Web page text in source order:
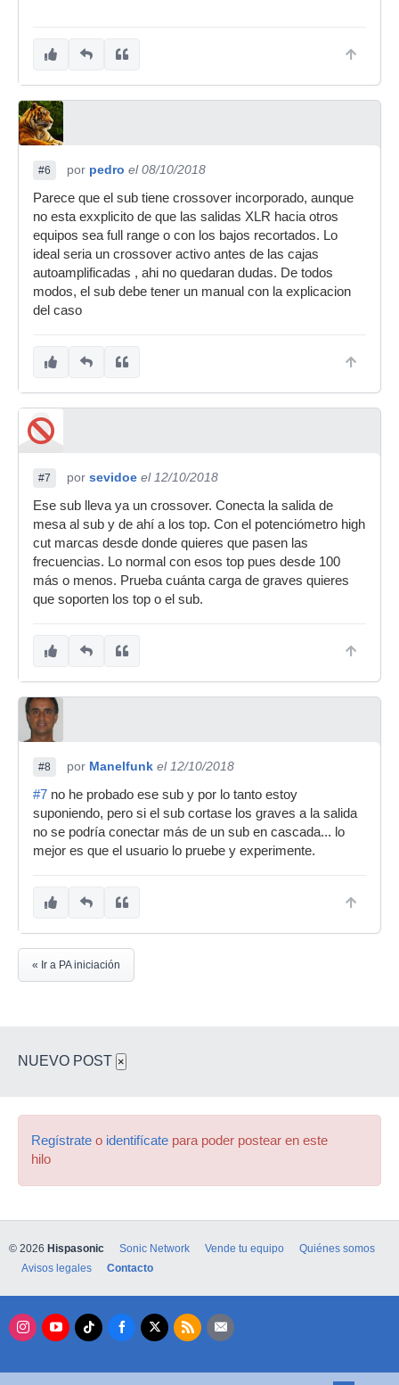
#6 por pedro el 08/10/2018
Parece que el sub tiene crossover incorporado, aunque
no esta exxplicito de que las salidas XLR hacia otros
equipos sea full range o con los bajos recortados. Lo
ideal seria un crossover activo antes de las cajas
autoamplificadas , ahi no quedaran dudas. De todos
modos, el sub debe tener un manual con la explicacion
del caso
#7 por sevidoe el 12/10/2018
Ese sub lleva ya un crossover. Conecta la salida de
mesa al sub y de ahí a los top. Con el potenciómetro high
cut marcas desde donde quieres que pasen las
frecuencias. Lo normal con esos top pues desde 100
más o menos. Prueba cuánta carga de graves quieres
que soporten los top o el sub.
#8 por Manelfunk el 12/10/2018
#7 no he probado ese sub y por lo tanto estoy
suponiendo, pero si el sub cortase los graves a la salida
no se podría conectar más de un sub en cascada... lo
mejor es que el usuario lo pruebe y experimente.
« Ir a PA iniciación
NUEVO POST ×
Regístrate o identifícate para poder postear en este
hilo
© 2026 Hispasonic Sonic Network Vende tu equipo
Quiénes somos
Avisos legales
Contacto